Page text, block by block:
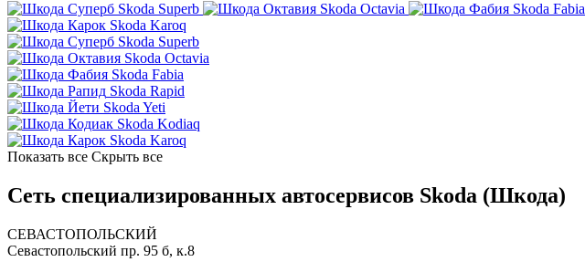
Skoda Superb Skoda Octavia Skoda Fabia
Skoda Karoq
Skoda Superb
Skoda Octavia
Skoda Fabia
Skoda Rapid
Skoda Yeti
Skoda Kodiaq
Skoda Karoq
Показать все Скрыть все
Сеть специализированных автосервисов Skoda (Шкода)
СЕВАСТОПОЛЬСКИЙ
Севастопольский пр. 95 б, к.8